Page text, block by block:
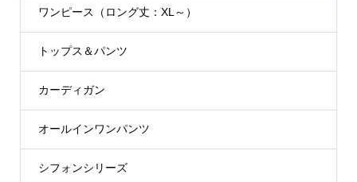
ワンピース（ロング丈：XL～）
トップス＆パンツ
カーディガン
オールインワンパンツ
シフォンシリーズ